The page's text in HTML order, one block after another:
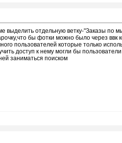
отдельную ветку-"Заказы по
бы фотки можно было через ввк
пользователей которые только
доступ к нему могли бы
заниматься поиском